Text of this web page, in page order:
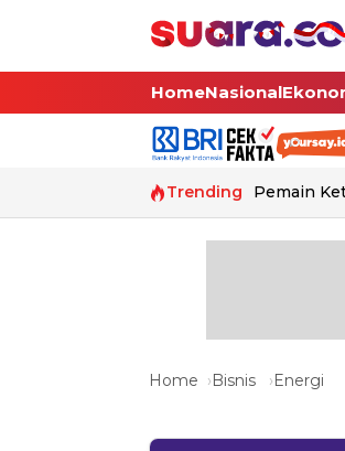
HomeNasional
Trending Pemain
Home Bisnis Energi